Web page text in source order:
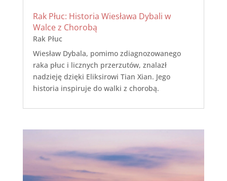
Rak Płuc: Historia Wiesława Dybali w
Walce z Chorobą
Rak Płuc
Wiesław Dybala, pomimo zdiagnozowanego
raka płuc i licznych przerzutów, znalazł
nadzieję dzięki Eliksirowi Tian Xian. Jego
historia inspiruje do walki z chorobą.